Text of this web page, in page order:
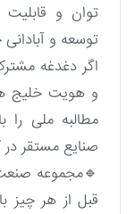
توان و قابلیت
توسعه و
اگر دغدغه
و هویت خلیج
مطالبه ملی را
صنایع مستقر
🔹مجموعه
قبل از هر چیز